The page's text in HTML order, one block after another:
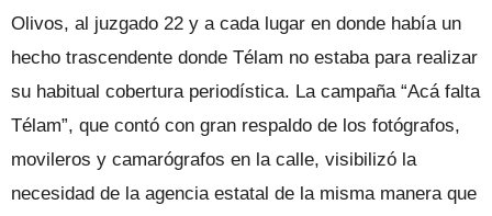
Olivos, al juzgado 22 y a cada lugar en donde había un
hecho trascendente donde Télam no estaba para realizar
su habitual cobertura periodística. La campaña “Acá falta
Télam”, que contó con gran respaldo de los fotógrafos,
movileros y camarógrafos en la calle, visibilizó la
necesidad de la agencia estatal de la misma manera que